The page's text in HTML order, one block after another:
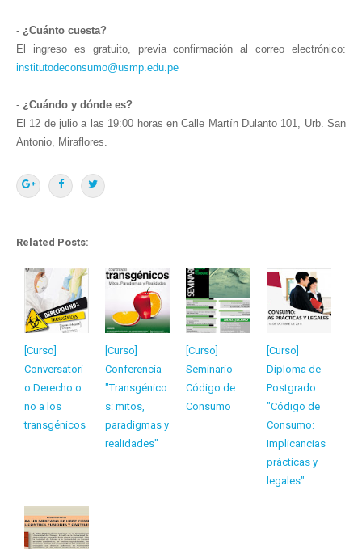
- ¿Cuánto cuesta?
El ingreso es gratuito, previa confirmación al correo electrónico:
institutodeconsumo@usmp.edu.pe
- ¿Cuándo y dónde es?
El 12 de julio a las 19:00 horas en Calle Martín Dulanto 101, Urb. San
Antonio, Miraflores.
Related Posts:
[Curso]
Conversatori
o Derecho o
no a los
transgénicos
[Curso]
Conferencia
"Transgénico
s: mitos,
paradigmas y
realidades"
[Curso]
Seminario
Código de
Consumo
[Curso]
Diploma de
Postgrado
"Código de
Consumo:
Implicancias
prácticas y
legales"